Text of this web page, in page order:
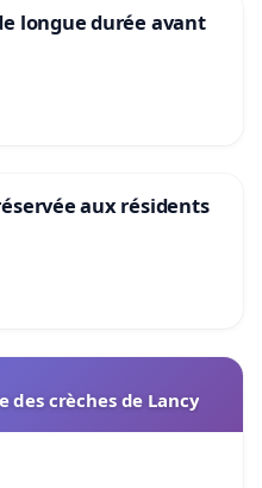
longue durée avant
aux résidents
crèches de Lancy